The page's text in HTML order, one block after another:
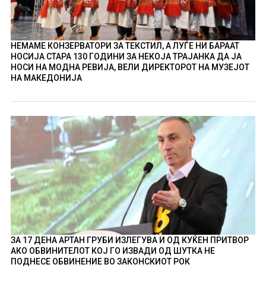
НЕМАМЕ КОНЗЕРВАТОРИ ЗА ТЕКСТИЛ, А ЛУЃЕ НИ БАРААТ
НОСИЈА СТАРА 130 ГОДИНИ ЗА НЕКОЈА ТРАЈАНКА ДА ЈА
НОСИ НА МОДНА РЕВИЈА, ВЕЛИ ДИРЕКТОРОТ НА МУЗЕЈОТ
НА МАКЕДОНИЈА
ЗА 17 ДЕНА АРТАН ГРУБИ ИЗЛЕГУВА И ОД КУЌЕН ПРИТВОР
АКО ОБВИНИТЕЛОТ КОЈ ГО ИЗВАДИ ОД ШУТКА НЕ
ПОДНЕСЕ ОБВИНЕНИЕ ВО ЗАКОНСКИОТ РОК